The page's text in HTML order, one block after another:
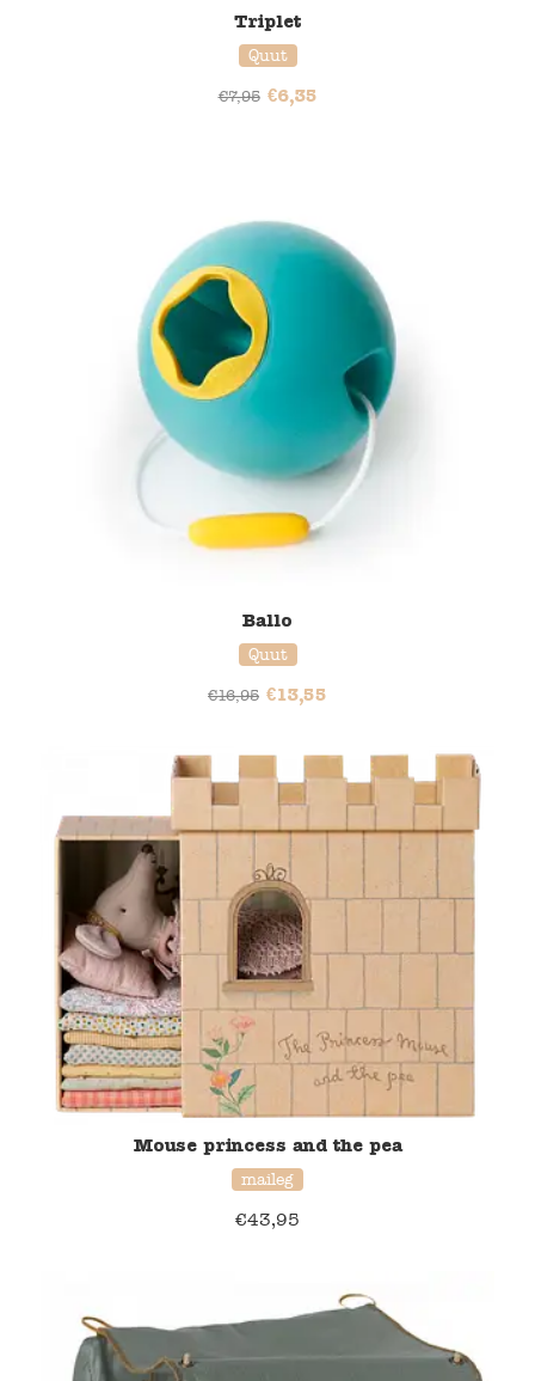
Triplet
Quut
€7,95 €6,35
Ballo
Quut
€16,95 €13,55
Mouse princess and the pea
maileg
€43,95